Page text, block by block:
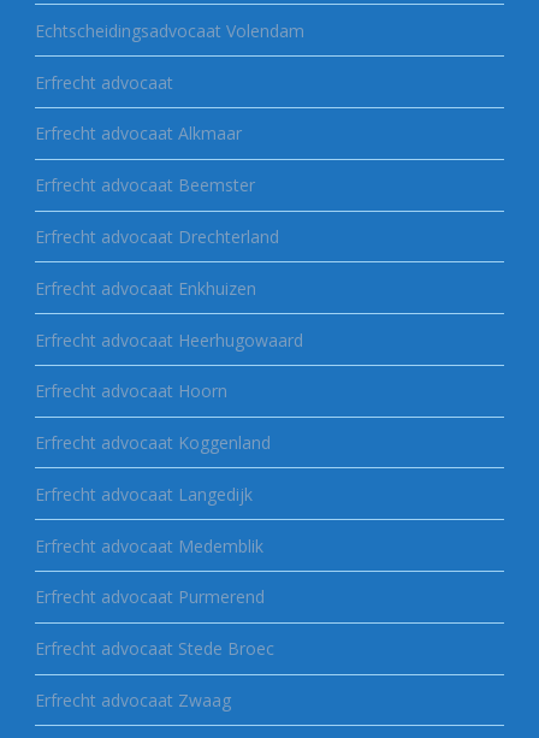
Echtscheidingsadvocaat Volendam
Erfrecht advocaat
Erfrecht advocaat Alkmaar
Erfrecht advocaat Beemster
Erfrecht advocaat Drechterland
Erfrecht advocaat Enkhuizen
Erfrecht advocaat Heerhugowaard
Erfrecht advocaat Hoorn
Erfrecht advocaat Koggenland
Erfrecht advocaat Langedijk
Erfrecht advocaat Medemblik
Erfrecht advocaat Purmerend
Erfrecht advocaat Stede Broec
Erfrecht advocaat Zwaag